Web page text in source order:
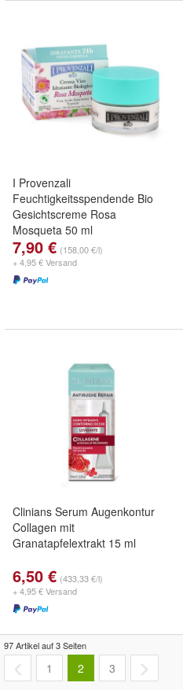
I Provenzali
Feuchtigkeitsspendende Bio
Gesichtscreme Rosa
Mosqueta 50 ml
7,90 € (158,00 €/l)
+ 4,95 € Versand
Clinians Serum Augenkontur
Collagen mit
Granatapfelextrakt 15 ml
6,50 € (433,33 €/l)
+ 4,95 € Versand
97 Artikel auf 3 Seiten
1 2 3